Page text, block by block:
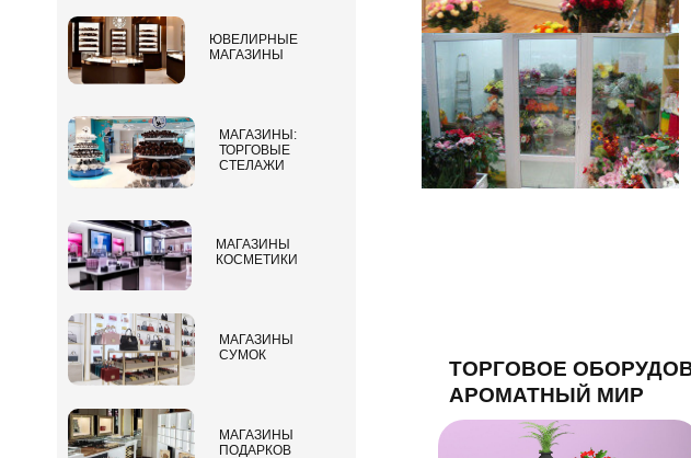
ТОРГОВОЕ
АРОМАТНЫЙ МИР
ЮВЕЛИРНЫЕ
МАГАЗИНЫ
МАГАЗИНЫ:
ТОРГОВЫЕ
СТЕЛАЖИ
МАГАЗИНЫ
КОСМЕТИКИ
МАГАЗИНЫ
СУМОК
МАГАЗИНЫ
ПОДАРКОВ